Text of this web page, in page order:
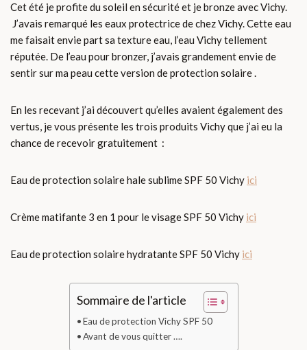
Cet été je profite du soleil en sécurité et je bronze avec Vichy.
J’avais remarqué les eaux protectrice de chez Vichy. Cette eau
me faisait envie part sa texture eau, l’eau Vichy tellement
réputée. De l’eau pour bronzer, j’avais grandement envie de
sentir sur ma peau cette version de protection solaire .
En les recevant j’ai découvert qu’elles avaient également des
vertus, je vous présente les trois produits Vichy que j’ai eu la
chance de recevoir gratuitement :
Eau de protection solaire hale sublime SPF 50 Vichy ici
Crème matifante 3 en 1 pour le visage SPF 50 Vichy ici
Eau de protection solaire hydratante SPF 50 Vichy ici
Sommaire de l'article
Eau de protection Vichy SPF 50
Avant de vous quitter ….